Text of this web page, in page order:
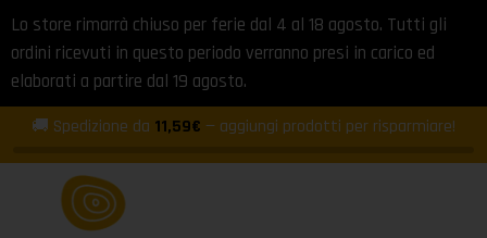
Lo store rimarrà chiuso per ferie dal 4 al 18 agosto. Tutti gli
ordini ricevuti in questo periodo verranno presi in carico ed
elaborati a partire dal 19 agosto.
🚚 Spedizione da 11,59€ — aggiungi prodotti per risparmiare!